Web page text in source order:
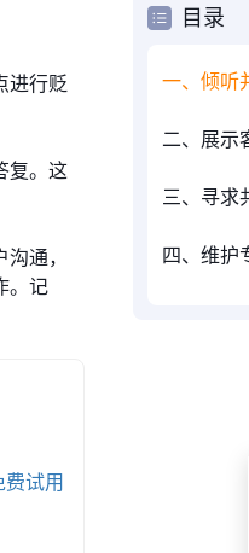
进行贬
复。这
通，
。记
费试用
目录
一、倾听
二、展示
三、寻求
四、维护